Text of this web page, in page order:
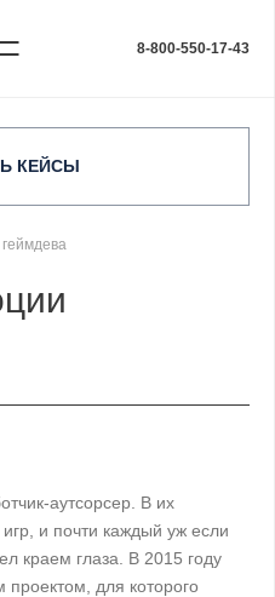
8-800-550-17-43
КЕЙСЫ
аутсорсер. В их
и почти каждый уж если
краем глаза. В 2015 году
для которого